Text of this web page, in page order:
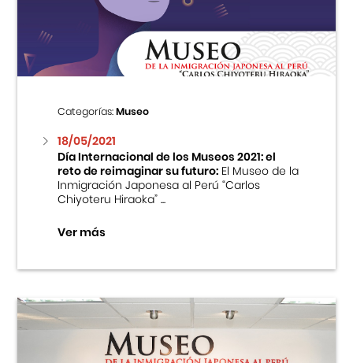
Centro Cultural Peruano Japonés
Cursos
Museo de la Inmigración Japonesa
Fondo Editorial
Teatro Peruano Japonés
Categorías:Museo
18/05/2021
Día Internacional de los Museos 2021: el
reto de reimaginar su futuro:El Museo de la
Inmigración Japonesa al Perú “Carlos
Chiyoteru Hiraoka” ...
Ver más